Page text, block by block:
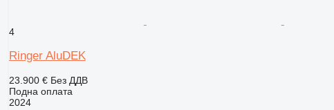
4
Ringer AluDEK
23.900 € Без ДДВ
Подна оплата
2024